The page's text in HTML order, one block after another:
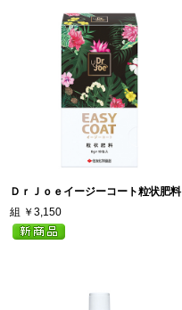
ＤｒＪｏｅイージーコート粒状肥料
組 ￥3,150